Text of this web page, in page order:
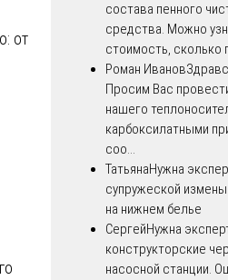
от
состава пенного
средства. Можно
стоимость, сколько
Роман Иванов
Просим Вас
нашего
карбоксилатными
соо...
ТатьянаНужна
супружеской
на нижнем белье
СергейНужна
конструкторские
насосной станции.